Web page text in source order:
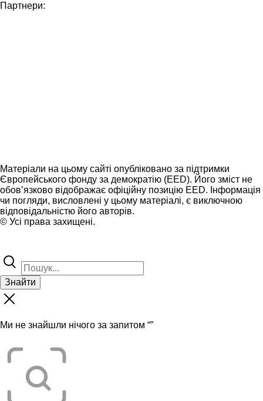
Партнери:
Матеріали на цьому сайті опубліковано за підтримки
Європейського фонду за демократію (EED). Його зміст не
обов’язково відображає офіційну позицію EED. Інформація
чи погляди, висловлені у цьому матеріалі, є виключною
відповідальністю його авторів.
© Усі права захищені.
Знайти
Ми не знайшли нічого за запитом “”